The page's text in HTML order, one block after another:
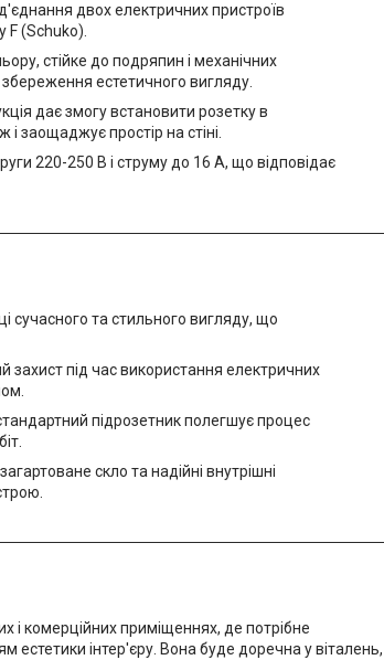
двох електричних пристроїв
F (Schuko).
стійке до подряпин і механічних
естетичного вигляду.
дає змогу встановити розетку в
заощаджує простір на стіні.
220-250 В і струму до 16 А, що відповідає
сучасного та стильного вигляду, що
захист під час використання електричних
підрозетник полегшує процес
скло та надійні внутрішні
і комерційних приміщеннях, де потрібне
естетики інтер'єру. Вона буде доречна у віталень,